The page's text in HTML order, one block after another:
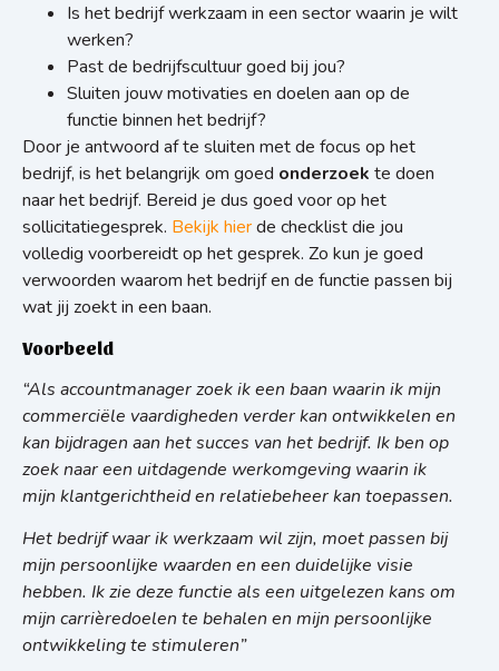
Is het bedrijf werkzaam in een sector waarin je wilt
werken?
Past de bedrijfscultuur goed bij jou?
Sluiten jouw motivaties en doelen aan op de
functie binnen het bedrijf?
Door je antwoord af te sluiten met de focus op het
bedrijf, is het belangrijk om goed onderzoek te doen
naar het bedrijf. Bereid je dus goed voor op het
sollicitatiegesprek. Bekijk hierde checklist die jou
volledig voorbereidt op het gesprek. Zo kun je goed
verwoorden waarom het bedrijf en de functie passen bij
wat jij zoekt in een baan.
Voorbeeld
“Als accountmanager zoek ik een baan waarin ik mijn
commerciële vaardigheden verder kan ontwikkelen en
kan bijdragen aan het succes van het bedrijf. Ik ben op
zoek naar een uitdagende werkomgeving waarin ik
mijn klantgerichtheid en relatiebeheer kan toepassen.
Het bedrijf waar ik werkzaam wil zijn, moet passen bij
mijn persoonlijke waarden en een duidelijke visie
hebben. Ik zie deze functie als een uitgelezen kans om
mijn carrièredoelen te behalen en mijn persoonlijke
ontwikkeling te stimuleren”